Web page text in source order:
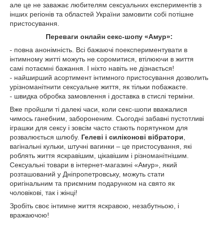
але це не заважає любителям сексуальних експериментів з
інших регіонів та областей України замовити собі потішне
пристосування.
Переваги онлайн секс-шопу «Амур»:
- повна анонімність. Всі бажаючі поекспериментувати в
інтимному житті можуть не соромитися, втілюючи в життя
самі потаємні бажання. І ніхто навіть не дізнається!
- найширший асортимент інтимного пристосування дозволить
урізноманітнити сексуальне життя, як тільки побажаєте.
- швидка обробка замовлення і доставка в стислі терміни.
Вже пройшли ті далекі часи, коли секс-шопи вважалися
чимось ганебним, забороненим. Сьогодні забавні пустотливі
іграшки для сексу і зовсім часто стають порятунком для
розвалюється шлюбу. Гелеві і силіконові вібратори
вагінальні кульки, штучні вагинки – це пристосування, які
роблять життя яскравішим, цікавішим і різноманітнішим.
Сексуальні товари в інтернет-магазині «Амур», який
розташований у Дніпропетровську, можуть стати
оригінальним та приємним подарунком на свято як
чоловікові, так і жінці!
Зробіть своє інтимне життя яскравою, незабутньою, і
вражаючою!